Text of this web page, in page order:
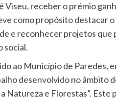
Viseu, receber o prémio
como propósito destacar o
e reconhecer projetos que
social.
ao Município de Paredes,
desenvolvido no âmbito
Natureza e Florestas”. Este